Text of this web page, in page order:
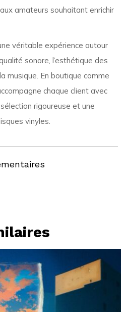
amateurs souhaitant enrichir
véritable expérience autour
sonore, l’esthétique des
musique. En boutique comme
chaque client avec
rigoureuse et une
vinyles.